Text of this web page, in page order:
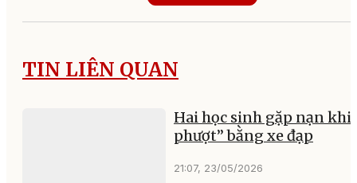
TIN LIÊN QUAN
Hai học sinh gặp nạn khi
phượt” bằng xe đạp
21:07, 23/05/2026